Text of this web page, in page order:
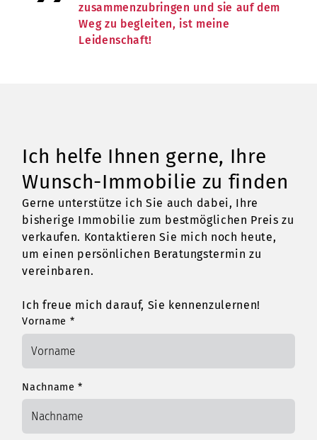
zusammenzubringen und sie auf dem
Weg zu begleiten, ist meine
Leidenschaft!
Ich helfe Ihnen gerne, Ihre
Wunsch-Immobilie zu finden
Gerne unterstütze ich Sie auch dabei, Ihre
bisherige Immobilie zum bestmöglichen Preis zu
verkaufen. Kontaktieren Sie mich noch heute,
um einen persönlichen Beratungstermin zu
vereinbaren.
Ich freue mich darauf, Sie kennenzulernen!
Vorname *
Nachname*